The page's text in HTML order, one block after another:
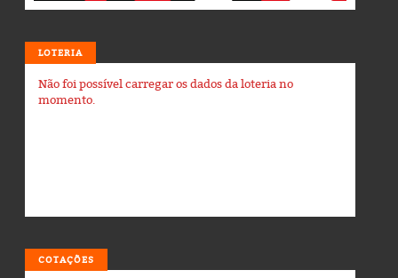
LOTERIA
Não foi possível carregar os dados da loteria no
momento.
COTAÇÕES